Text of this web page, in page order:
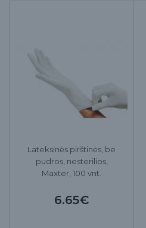
Lateksinės pirštinės, be
pudros, nesterilios,
Maxter, 100 vnt.
6.65€